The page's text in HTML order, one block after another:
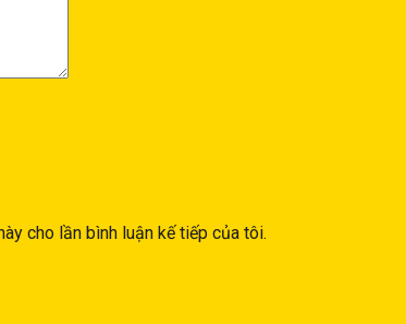
cho lần bình luận kế tiếp của tôi.